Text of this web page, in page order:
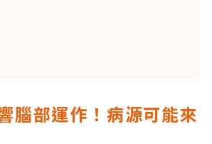
腦部運作！病源可能來